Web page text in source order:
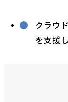
クラウ
を支援